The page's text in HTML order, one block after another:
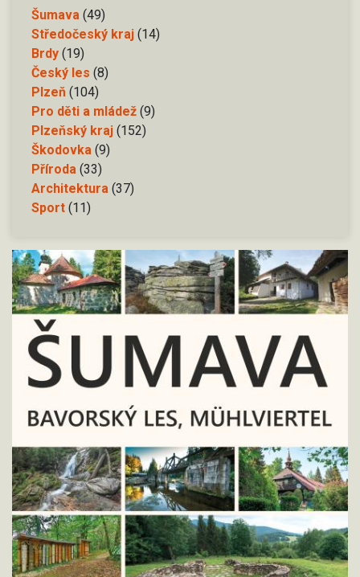
Šumava (49)
Středočeský kraj (14)
Brdy (19)
Český les (8)
Plzeň (104)
Pro děti a mládež (9)
Plzeňský kraj (152)
Škodovka (9)
Příroda (33)
Architektura (37)
Sport (11)